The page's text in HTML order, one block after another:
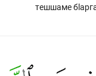
тешшаме